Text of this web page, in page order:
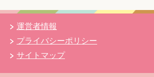
運営者情報
プライバシーポリシー
サイトマップ